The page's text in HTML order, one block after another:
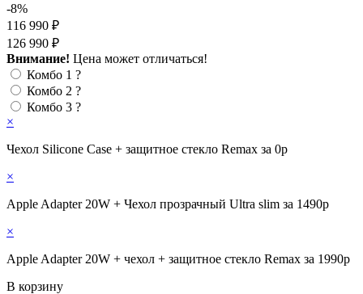
-8%
116 990 ₽
126 990 ₽
Внимание! Цена может отличаться!
Комбо 1 ?
Комбо 2 ?
Комбо 3 ?
×
Чехол Silicone Case + защитное стекло Remax за 0р
×
Apple Adapter 20W + Чехол прозрачный Ultra slim за 1490р
×
Apple Adapter 20W + чехол + защитное стекло Remax за 1990р
В корзину